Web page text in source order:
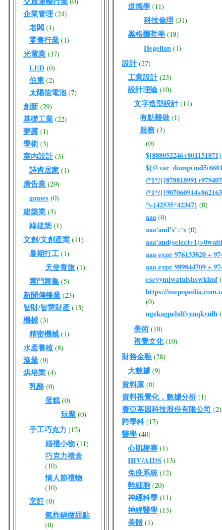
企業管理 (24)
老闆 (1)
零售行業 (1)
光電業 (37)
LED (0)
伯東 (2)
太陽能電池 (7)
創新 (29)
基礎工業 (22)
夢露 (1)
學術 (3)
室內設計 (3)
詩肯居家 (1)
廣告業 (29)
games (0)
建築業 (3)
綠建築 (1)
文創/文創產業 (11)
暑期打工 (1)
天使青旅 (1)
雲門舞集 (5)
新聞傳播業 (23)
智財/智慧財產 (13)
機械 (3)
精密機械 (1)
水產養殖 (8)
漁業 (9)
烘培業 (4)
乳酪 (0)
蛋糕 (0)
玩聚 (0)
手工巧克力 (12)
婚禮小物 (11)
巧克力禮盒
(10)
情人節禮物
(10)
烹飪 (0)
氣炸鍋做甜點
(0)
道德學 (11)
科技倫理 (31)
黑格爾哲學 (18)
Hegelian (1)
設計 (27)
工業設計 (23)
設計理論 (10)
文字造型設計 (11)
有點難做 (1)
服務 (3)
(0)
${888052246+801151871}
/*1*/
/*1*/
%{42535*42347} (0)
aaa (0)
aaa'and'x'='x (0)
aaa expr 976133820 +
aaa expr 989844709 +
cscyymiwztulshswklmf
https://
(0)
ugzkagpebdfvyuqkvulh
美術 (10)
視覺文化 (10)
財務金融 (28)
大數據 (9)
資料庫 (0)
資料視覺化，數據分析 (1)
賽亞基因科技股份有限公司 (2)
跨學科 (17)
醫學 (40)
心肌梗塞 (1)
HIV/AIDS (13)
免疫系統 (12)
幹細胞 (20)
神經科學 (11)
神經醫學 (13)
美體 (1)